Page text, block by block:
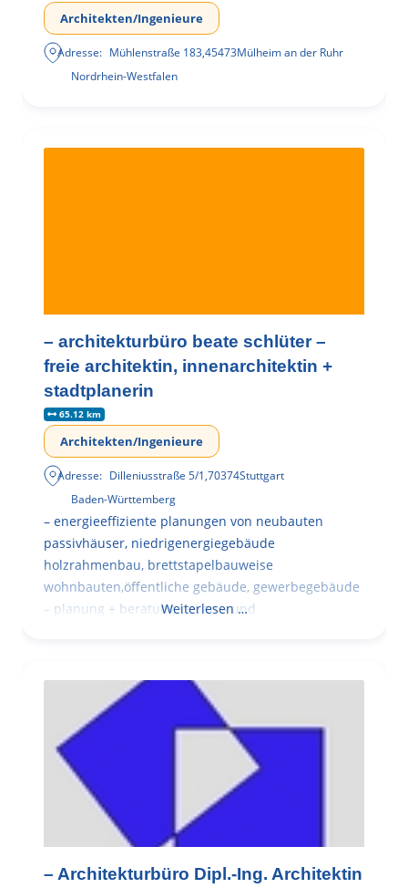
Architekten/Ingenieure
Adresse: Mühlenstraße 183,45473Mülheim an der Ruhr
Nordrhein-Westfalen
– architekturbüro beate schlüter –
freie architektin, innenarchitektin +
stadtplanerin
65.12 km
Architekten/Ingenieure
Adresse: Dilleniusstraße 5/1,70374Stuttgart
Baden-Württemberg
– energieeffiziente planungen von neubauten
passivhäuser, niedrigenergiegebäude
holzrahmenbau, brettstapelbauweise
wohnbauten,öffentliche gebäude, gewerbegebäude
– planung + beratung bei an – und
Weiterlesen …
– Architekturbüro Dipl.-Ing. Architektin